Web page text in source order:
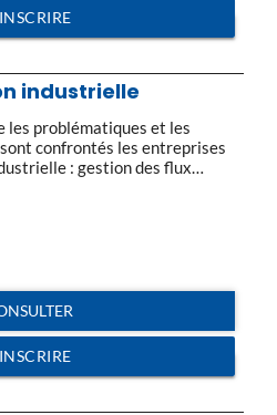
industrielle
les problématiques et les
confrontés les entreprises
: gestion des flux
et externes, qualité. Les
sont un ensemble de
[…]